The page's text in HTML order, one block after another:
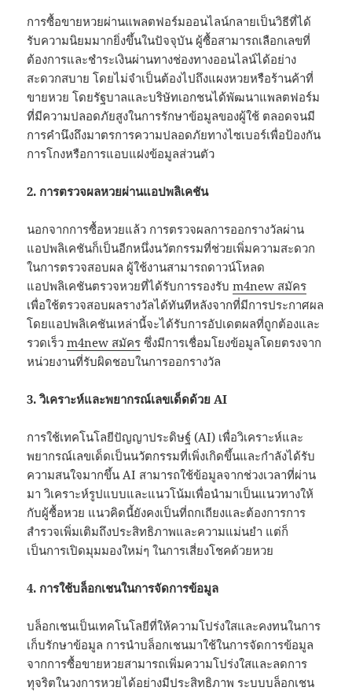
การซื้อขายหวยผ่านแพลตฟอร์มออนไลน์กลายเป็นวิธีที่ได้
รับความนิยมมากยิ่งขึ้นในปัจจุบัน ผู้ซื้อสามารถเลือกเลขที่
ต้องการและชำระเงินผ่านทางช่องทางออนไลน์ได้อย่าง
สะดวกสบาย โดยไม่จำเป็นต้องไปถึงแผงหวยหรือร้านค้าที่
ขายหวย โดยรัฐบาลและบริษัทเอกชนได้พัฒนาแพลตฟอร์ม
ที่มีความปลอดภัยสูงในการรักษาข้อมูลของผู้ใช้ ตลอดจนมี
การคำนึงถึงมาตรการความปลอดภัยทางไซเบอร์เพื่อป้องกัน
การโกงหรือการแอบแฝงข้อมูลส่วนตัว
2. การตรวจผลหวยผ่านแอปพลิเคชัน
นอกจากการซื้อหวยแล้ว การตรวจผลการออกรางวัลผ่าน
แอปพลิเคชันก็เป็นอีกหนึ่งนวัตกรรมที่ช่วยเพิ่มความสะดวก
ในการตรวจสอบผล ผู้ใช้งานสามารถดาวน์โหลด
แอปพลิเคชันตรวจหวยที่ได้รับการรองรับm4new สมัคร
เพื่อใช้ตรวจสอบผลรางวัลได้ทันทีหลังจากที่มีการประกาศผล
โดยแอปพลิเคชันเหล่านี้จะได้รับการอัปเดตผลที่ถูกต้องและ
รวดเร็วm4new สมัคร ซึ่งมีการเชื่อมโยงข้อมูลโดยตรงจาก
หน่วยงานที่รับผิดชอบในการออกรางวัล
3. วิเคราะห์และพยากรณ์เลขเด็ดด้วย AI
การใช้เทคโนโลยีปัญญาประดิษฐ์ (AI) เพื่อวิเคราะห์และ
พยากรณ์เลขเด็ดเป็นนวัตกรรมที่เพิ่งเกิดขึ้นและกำลังได้รับ
ความสนใจมากขึ้น AI สามารถใช้ข้อมูลจากช่วงเวลาที่ผ่าน
มา วิเคราะห์รูปแบบและแนวโน้มเพื่อนำมาเป็นแนวทางให้
กับผู้ซื้อหวย แนวคิดนี้ยังคงเป็นที่ถกเถียงและต้องการการ
สำรวจเพิ่มเติมถึงประสิทธิภาพและความแม่นยำ แต่ก็
เป็นการเปิดมุมมองใหม่ๆ ในการเสี่ยงโชคด้วยหวย
4. การใช้บล็อกเชนในการจัดการข้อมูล
บล็อกเชนเป็นเทคโนโลยีที่ให้ความโปร่งใสและคงทนในการ
เก็บรักษาข้อมูล การนำบล็อกเชนมาใช้ในการจัดการข้อมูล
จากการซื้อขายหวยสามารถเพิ่มความโปร่งใสและลดการ
ทุจริตในวงการหวยได้อย่างมีประสิทธิภาพ ระบบบล็อกเชน